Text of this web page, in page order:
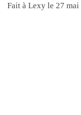
Fait à Lexy le 27 mai